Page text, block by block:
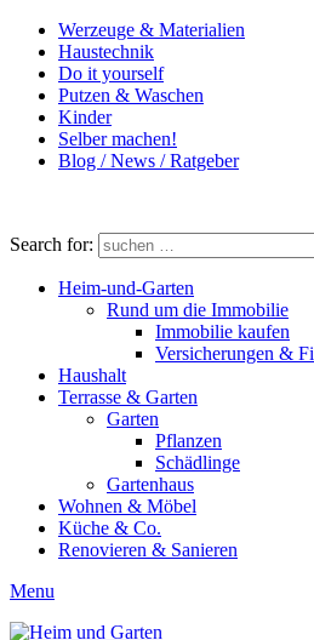
Werzeuge & Materialien
Haustechnik
Do it yourself
Putzen & Waschen
Kinder
Selber machen!
Blog / News / Ratgeber
Search for:
Heim-und-Garten
Rund um die Immobilie
Immobilie kaufen
Versicherungen &
Haushalt
Terrasse & Garten
Garten
Pflanzen
Schädlinge
Gartenhaus
Wohnen & Möbel
Küche & Co.
Renovieren & Sanieren
Menu